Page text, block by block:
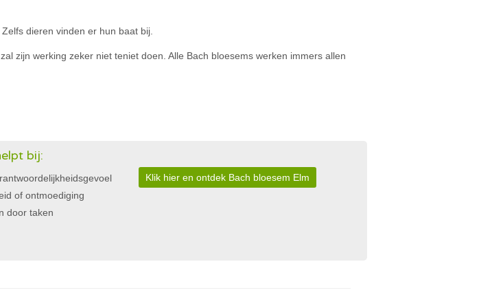
dieren vinden er hun baat bij.
zijn werking zeker niet teniet doen. Alle Bach bloesems werken immers allen
bij:
of ontmoediging
door taken
Klik hier en ontdek Bach bloesem Elm